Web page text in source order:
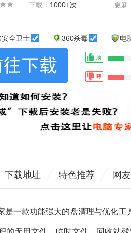
下载： 1000+次 更新
全卫士 360杀毒 电
下载地址 特色推荐 网
是一款功能强大的盘清理与优化